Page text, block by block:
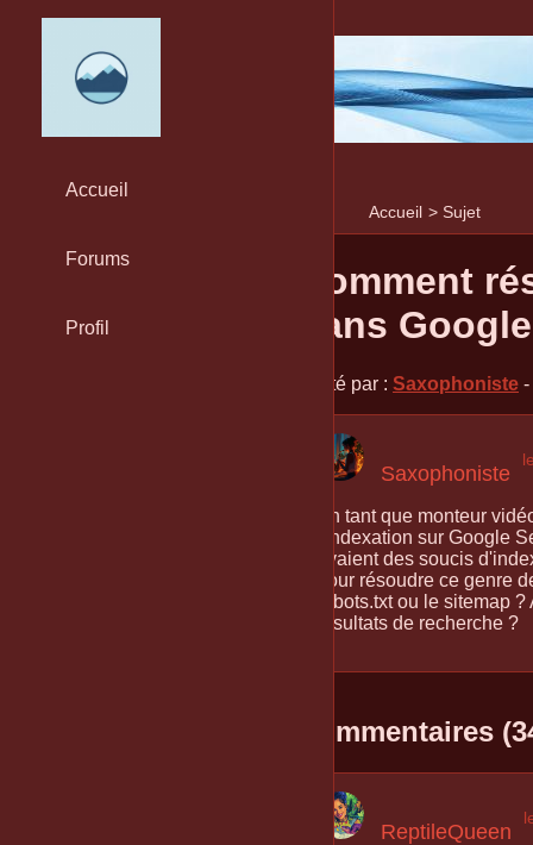
Accueil > Sujet
Accueil
Forums
Profil
Comment
dans
Posté par : Saxophoniste -
Saxophoniste
En tant que monteur
l'indexation sur Google
avaient des soucis
pour résoudre ce genre
robots.txt ou le sitemap
résultats de recherche ?
Commentaires
ReptileQueen